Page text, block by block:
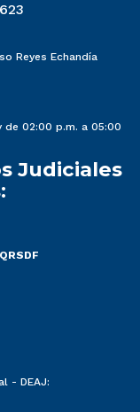
Reyes Echandía
de 02:00 p.m. a 05:00
Judiciales
- DEAJ: